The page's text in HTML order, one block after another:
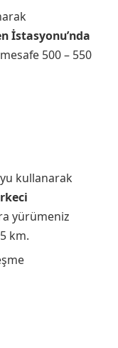
İstasyonu’nda
500 – 550
kullanarak
yürümeniz
km.